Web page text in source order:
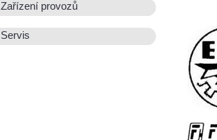
Zařízení provozů
Servis